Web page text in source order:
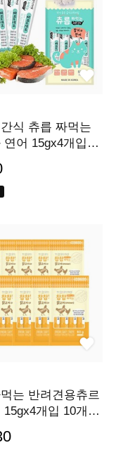
식 츄릅 짜먹는
연어 15gx4개입
는 반려견용츄르
15gx4개입 10개묶